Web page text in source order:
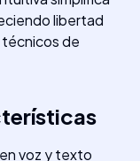
libertad
de
voz y texto